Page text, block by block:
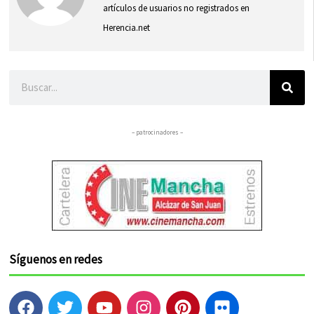
artículos de usuarios no registrados en
Herencia.net
– patrocinadores –
Síguenos en redes
F T Y I P F